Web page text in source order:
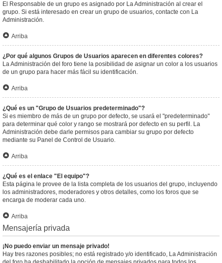
El Responsable de un grupo es asignado por La Administración al crear el
grupo. Si está interesado en crear un grupo de usuarios, contacte con La
Administración.
Arriba
¿Por qué algunos Grupos de Usuarios aparecen en diferentes colores?
La Administración del foro tiene la posibilidad de asignar un color a los usuarios
de un grupo para hacer más fácil su identificación.
Arriba
¿Qué es un "Grupo de Usuarios predeterminado"?
Si es miembro de más de un grupo por defecto, se usará el "predeterminado"
para determinar qué color y rango se mostrará por defecto en su perfil. La
Administración debe darle permisos para cambiar su grupo por defecto
mediante su Panel de Control de Usuario.
Arriba
¿Qué es el enlace "El equipo"?
Esta página le provee de la lista completa de los usuarios del grupo, incluyendo
los administradores, moderadores y otros detalles, como los foros que se
encarga de moderar cada uno.
Arriba
Mensajería privada
¡No puedo enviar un mensaje privado!
Hay tres razones posibles; no está registrado y/o identificado, La Administración